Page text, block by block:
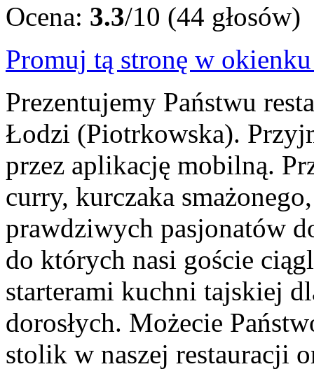
Ocena: 3.3/10 (44 głosów)
Promuj tą stronę w
Prezentujemy Państwu
Łodzi (Piotrkowska).
przez aplikację mobilną.
curry, kurczaka
prawdziwych pasjonatów
do których nasi goście
starterami kuchni tajskiej
dorosłych. Możecie
stolik w naszej restauracji